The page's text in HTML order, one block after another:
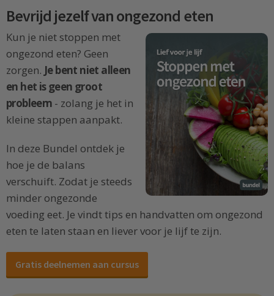
Bevrijd jezelf van ongezond eten
Kun je niet stoppen met
ongezond eten? Geen
zorgen. Je bent niet alleen
en het is geen groot
probleem - zolang je het in
kleine stappen aanpakt.
In deze Bundel ontdek je
hoe je de balans
verschuift. Zodat je steeds
minder ongezonde
voeding eet. Je vindt tips en handvatten om ongezond
eten te laten staan en liever voor je lijf te zijn.
Gratis deelnemen aan cursus